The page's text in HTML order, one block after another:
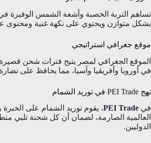
تساهم التربة الخصبة وأشعة الشمس الوفيرة
بشكل متوازن ويحتوي على نكهة غنية ومحتوى
موقع جغرافي استراتيجي
الموقع الجغرافي لمصر يتيح فترات شحن قصيرة
في أوروبا وأفريقيا وآسيا، مما يحافظ على
نهج PEI Trade في توريد الشمام
في PEI Trade، يقوم توريد الشمام على الخبرة
العالمية الصارمة، لضمان أن كل شحنة تلبي
الدوليين.